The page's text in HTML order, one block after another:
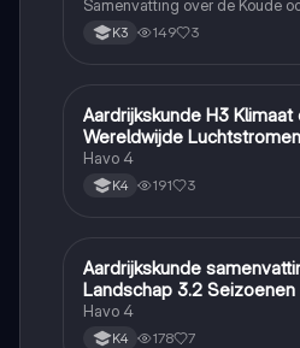
Samenvatting over de Koude
K3 149 3
Aardrijkskunde
Aardrijkskunde H3 Klimaat
Wereldwijde
Havo 4
K4 191 3
Aardrijkskunde
Aardrijkskunde
Landschap 3.2 Seizoenen
Havo 4
K4 178 7